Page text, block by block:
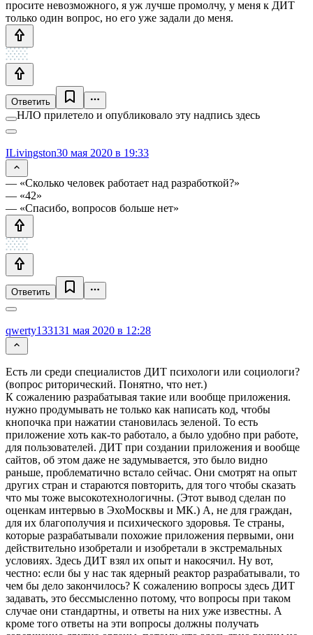
просите невозможного, я уж лучше промолчу, у меня к ДИТ
только один вопрос, но его уже задали до меня.
Ответить
НЛО прилетело и опубликовало эту надпись здесь
ILivingston30 мая 2020 в 19:33
— «Сколько человек работает над разработкой?»
— «42»
— «Спасибо, вопросов больше нет»
Ответить
qwerty133131 мая 2020 в 12:28
Есть ли среди специалистов ДИТ психологи или социологи?
(вопрос риторический. Понятно, что нет.)
К сожалению разрабатывая такие или вообще приложения.
нужно продумывать не только как написать код, чтобы
кнопочка при нажатии становилась зеленой. То есть
приложение хоть как-то работало, а было удобно при работе,
для пользователей. ДИТ при создании приложения и вообще
сайтов, об этом даже не задумывается, это было видно
раньше, проблематично встало сейчас. Они смотрят на опыт
других стран и стараются повторить, для того чтобы сказать
что мы тоже высокотехнологичны. (Этот вывод сделан по
оценкам интервью в ЭхоМосквы и МК.) А, не для граждан,
для их благополучия и психического здоровья. Те страны,
которые разрабатывали похожие приложения первыми, они
действительно изобретали и изобретали в экстремальных
условиях. Здесь ДИТ взял их опыт и накосячил. Ну вот,
честно: если бы у нас так ядерный реактор разрабатывали, то
чем бы дело закончилось? К сожалению вопросы здесь ДИТ
задавать, это бессмысленно потому, что вопросы при таком
случае они стандартны, и ответы на них уже известны. А
кроме того ответы на эти вопросы должны получать